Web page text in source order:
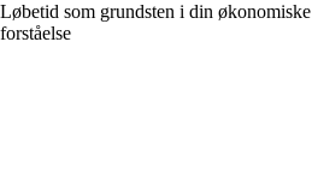
Løbetid som grundsten i din økonomiske
forståelse